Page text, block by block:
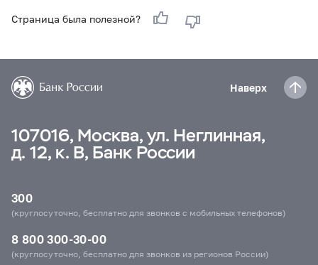
Страница была полезной?
Наверх
107016, Москва, ул. Неглинная,
д. 12, к. В, Банк России
300
(круглосуточно, бесплатно для звонков с мобильных телефонов)
8 800 300-30-00
(круглосуточно, бесплатно для звонков из регионов России)